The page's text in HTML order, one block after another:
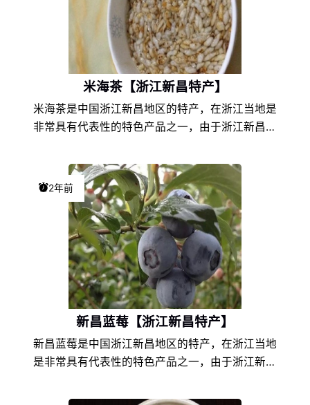
米海茶【浙江新昌特产】
米海茶是中国浙江新昌地区的特产，在浙江当地是
非常具有代表性的特色产品之一，由于浙江新昌的
情的差异，使得米海茶在浙江特产中独具一格，享
誉盛名，深受米海茶爱好者们的喜爱。
2年前
新昌蓝莓【浙江新昌特产】
新昌蓝莓是中国浙江新昌地区的特产，在浙江当地
是非常具有代表性的特色产品之一，由于浙江新昌
人情的差异，使得新昌蓝莓在浙江特产中独具一